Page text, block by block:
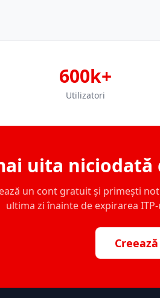
600k+
Utilizatori
uita
un cont gratuit și primești
ultima zi înainte de expirarea ITP-